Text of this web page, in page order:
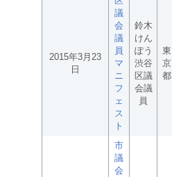
2015年3月23
日
議
会
議
員
マ
ニ
フ
ェ
ス
ト
鈴木
けん
ぽう
渋谷
区議
会議
員
東
京
都
市
議
会